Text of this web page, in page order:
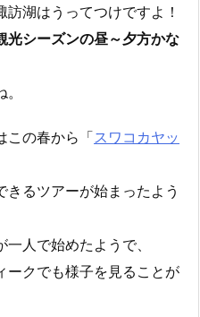
湖はうってつけですよ！
光シーズンの昼～夕方かな
この春から「スワコカヤッ
きるツアーが始まったよう
人で始めたようで、
ークでも様子を見ることが